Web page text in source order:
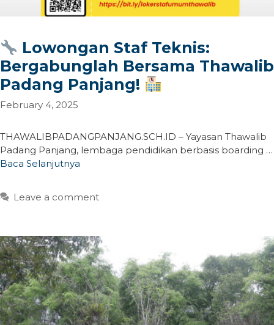
Lowongan Staf Teknis:
Bergabunglah Bersama Thawalib
Padang Panjang!
February 4, 2025
THAWALIBPADANGPANJANG.SCH.ID – Yayasan Thawalib
Padang Panjang, lembaga pendidikan berbasis boarding …
Baca Selanjutnya
Leave a comment